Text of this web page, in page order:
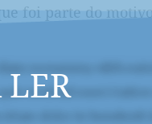
foi parte do